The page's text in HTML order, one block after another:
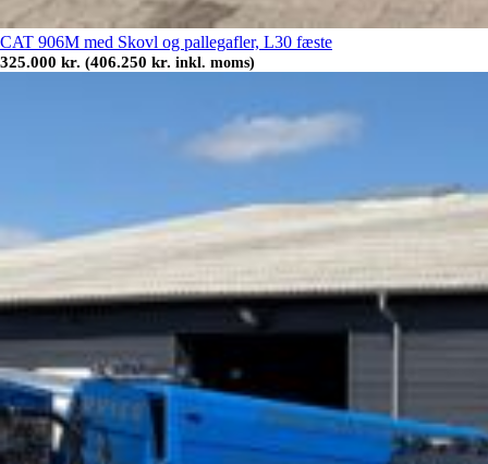
CAT 906M med Skovl og pallegafler, L30 fæste
325.000 kr. (406.250 kr. inkl. moms)